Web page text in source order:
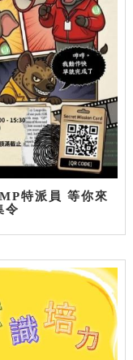
特派員 等你來
令